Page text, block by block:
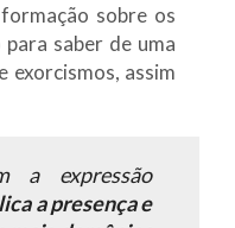
sobre os
saber de uma
exorcismos, assim
a expressão
a presença e